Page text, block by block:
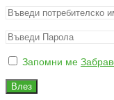
Запомни ме
Влез